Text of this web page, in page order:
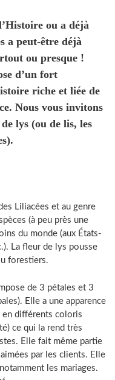
ou a déjà
a peut-être déjà
ou presque !
d’un fort
riche et liée de
Nous vous invitons
lys (ou de lis, les
Liliacées et au genre
(à peu près une
du monde (aux États-
La fleur de lys pousse
forestiers.
de 3 pétales et 3
Elle a une apparence
en différents coloris
ce qui la rend très
Elle fait même partie
par les clients. Elle
les mariages.